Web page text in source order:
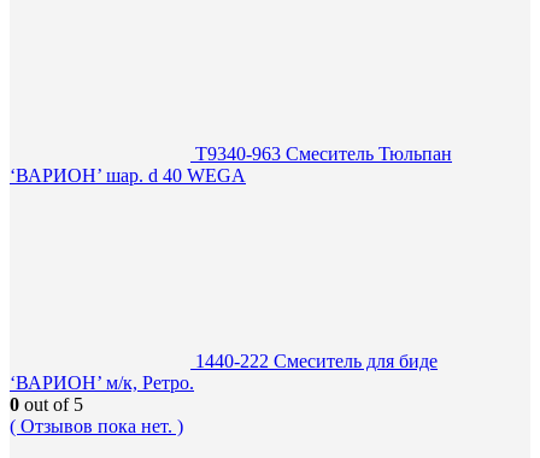
Т9340-963 Смеситель Тюльпан
‘ВАРИОН’ шар. d 40 WEGA
1440-222 Смеситель для биде
‘ВАРИОН’ м/к, Ретро.
0 out of 5
( Отзывов пока нет. )